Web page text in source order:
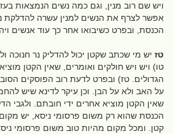
ויש שם רוב מנין, וגם כמה נשים הנמצאות
אפשר לצרף את הנשים למנין עשרה להדלקת
הכנסת, ובפרט כשיבואו אחר כך עוד אנשים
טז יש מי שכתב שקטן יכול להדליק נר חנוכה
טו) ויש ויש חולקים ואומרים, שאין הקטן
הגדולים. טז) ובפרט לדעת רוב הפוסקים
על האב ולא על הבן. וכן עיקר לדינא שיש
שאין הקטן מוציא אחרים ידי חובתם. ולגבי
הכנסת שהוא רק משום פרסומי ניסא, יש
קטן. ומכל מקום מהיות טוב משום פרסומי